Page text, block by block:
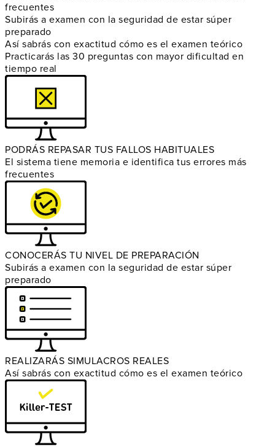
frecuentes
Subirás a examen con la seguridad de estar súper
preparado
Así sabrás con exactitud cómo es el examen teórico
Practicarás las 30 preguntas con mayor dificultad en
tiempo real
PODRÁS REPASAR TUS FALLOS HABITUALES
El sistema tiene memoria e identifica tus errores más
frecuentes
CONOCERÁS TU NIVEL DE PREPARACIÓN
Subirás a examen con la seguridad de estar súper
preparado
REALIZARÁS SIMULACROS REALES
Así sabrás con exactitud cómo es el examen teórico